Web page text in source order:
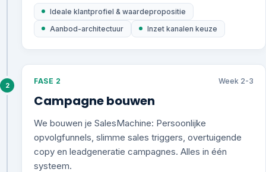
Ideale klantprofiel & waardepropositie
Aanbod-architectuur
Inzet kanalen keuze
2 FASE 2 Week 2-3
Campagne bouwen
We bouwen je SalesMachine: Persoonlijke
opvolgfunnels, slimme sales triggers, overtuigende
copy en leadgeneratie campagnes. Alles in één
systeem.